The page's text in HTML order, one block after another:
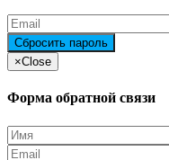
×Close
Форма обратной связи